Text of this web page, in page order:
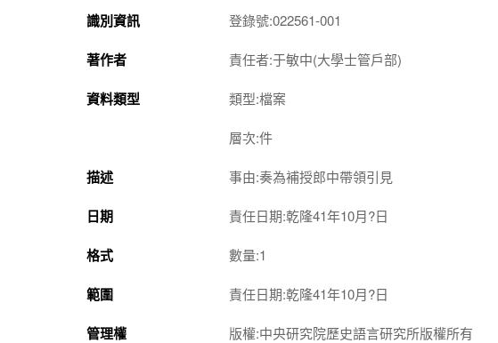
識別資訊 登錄號:022561-001
著作者 責任者:于敏中(大學士管戶部)
資料類型 類型:檔案
層次:件
描述 事由:奏為補授郎中帶領引見
日期 責任日期:乾隆41年10月?日
格式 數量:1
範圍 責任日期:乾隆41年10月?日
管理權 版權:中央研究院歷史語言研究所版權所有